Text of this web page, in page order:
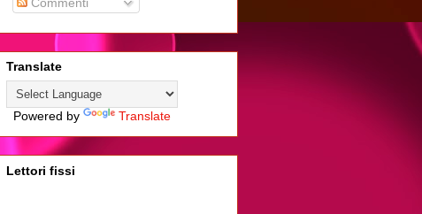
Translate
Powered by Translate
Lettori fissi